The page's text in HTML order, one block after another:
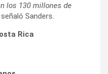
los 130 millones de
señaló Sanders.
Rica